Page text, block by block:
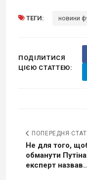
ТЕГИ: новини
ПОДІЛИТИСЯ
ЦІЄЮ СТАТТЕЮ:
ПОПЕРЕДНЯ
Не для того,
обманути
експерт